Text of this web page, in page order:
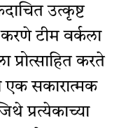
उत्कृष्ट
टीम वर्कला
प्रोत्साहित करते
एक सकारात्मक
प्रत्येकाच्या